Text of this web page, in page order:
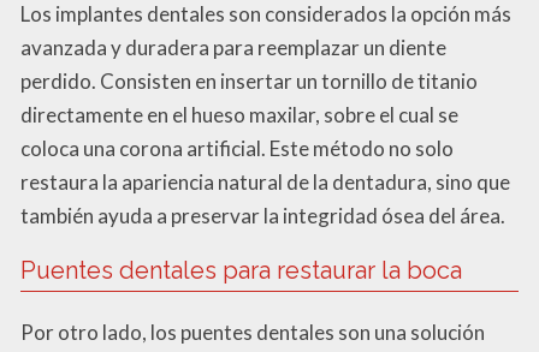
Los implantes dentales son considerados la opción más
avanzada y duradera para reemplazar un diente
perdido. Consisten en insertar un tornillo de titanio
directamente en el hueso maxilar, sobre el cual se
coloca una corona artificial. Este método no solo
restaura la apariencia natural de la dentadura, sino que
también ayuda a preservar la integridad ósea del área.
Puentes dentales para restaurar la boca
Por otro lado, los puentes dentales son una solución